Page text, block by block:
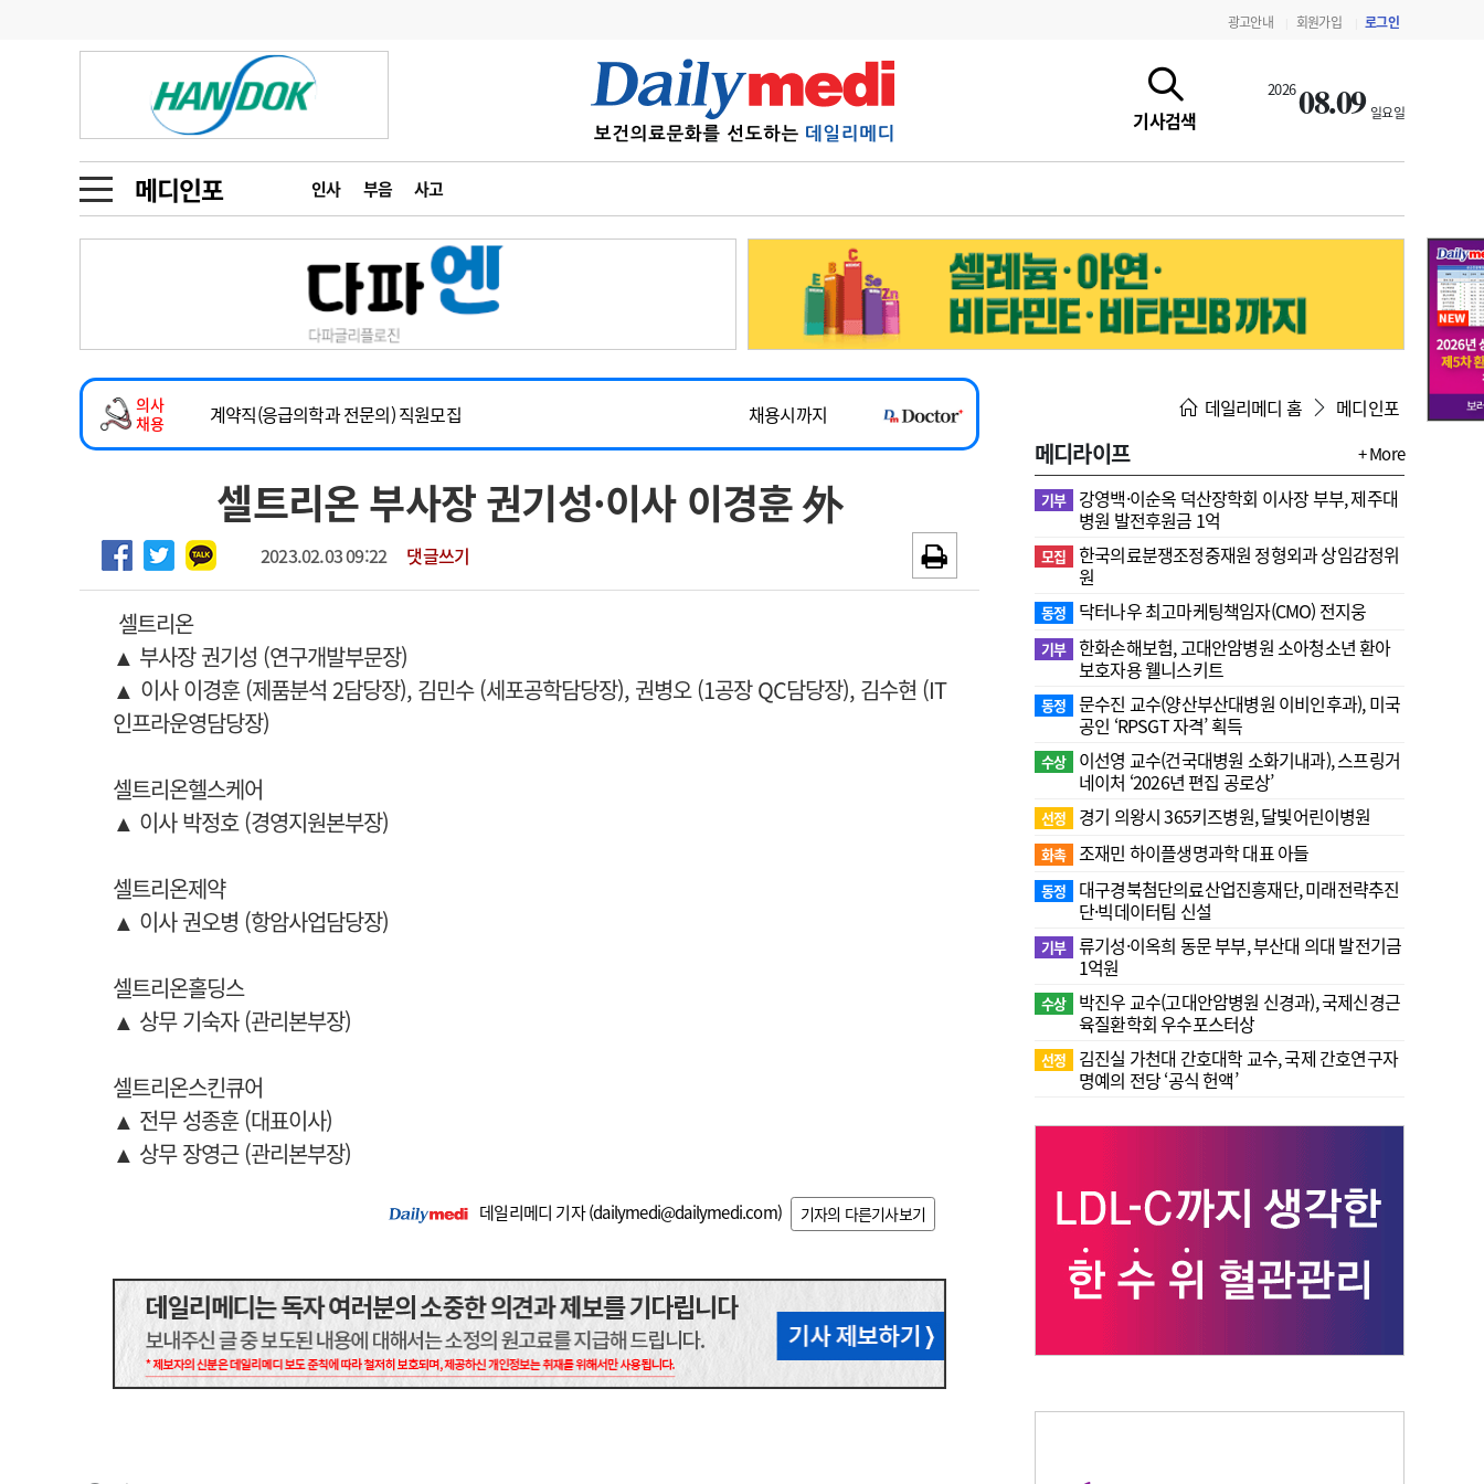
광고안내 회원가입 로그인
기사검색
202608.09 일요일
메디인포 인사 부음 사고
금주의 검색어
1
의사인력 수급 추계
2
성분명 처방
3
AI의료
4
전공의 모집 결과
6
관리급여 실시
지필공 지원책
수련환경 개선
의과대학 입시
인사 사고
오피니언 수첩
인물 피플
동영상뉴스
포토뉴스
메디 Hospital 지역병원 중소병원
인포메이션 행정처분 판례 정책/통계 공시 약제급여 심사 결과
회사소개 법적고지 광고안내
의사
채용
2026년 하반기 인턴 모집
~2026-08-31
마취통증의학과 임기제 임상의사 채용
채용시까지
계약직(응급의학과 전문의) 직원모집
채용시까지
하반기 전공의(레지던트1년차) 모집
~2026-08-15
2026년 하반기 인턴 모집
~2026-08-31
마취통증의학과 임기제 임상의사 채용
셀트리온 부사장 권기성·이사 이경훈 外
2023.02.03 09:22 댓글쓰기
셀트리온
▲ 부사장권기성 (연구개발부문장)
▲ 이사이경훈 (제품분석 2담당장), 김민수 (세포공학담당장), 권병오 (1공장 QC담당장), 김수현 (IT
인프라운영담당장)
셀트리온헬스케어
▲ 이사박정호 (경영지원본부장)
셀트리온제약
▲ 이사권오병 (항암사업담당장)
셀트리온홀딩스
▲ 상무기숙자 (관리본부장)
셀트리온스킨큐어
▲ 전무성종훈 (대표이사)
▲ 상무장영근 (관리본부장)
데일리메디 기자 (dailymedi@dailymedi.com) 기자의 다른기사보기
데일리메디 홈 메디인포
메디라이프 + More
기부
강영백·이순옥 덕산장학회 이사장 부부, 제주대
병원 발전후원금 1억
모집
한국의료분쟁조정중재원 정형외과 상임감정위
원
동정 닥터나우 최고마케팅책임자(CMO) 전지웅
기부 한화손해보험, 고대안암병원 소아청소년 환아
보호자용 웰니스키트
동정
문수진 교수( 양산부산대병원 이비인후과), 미국
공인 ‘RPSGT 자격’ 획득
수상
이선영 교수(건국대병원 소화기내과), 스프링거
네이처 ‘2026년 편집 공로상’
선정 경기 의왕시 365키즈병원, 달빛어린이병원
화촉 조재민 하이플생명과학 대표 아들
동정
대구경북첨단의료산업진흥재단, 미래전략추진
단·빅데이터팀 신설
기부 류기성·이옥희 동문 부부, 부산대 의대 발전기금
1억원
수상
박진우 교수(고대안암병원 신경과), 국제신경근
육질환학회 우수포스터상
선정
김진실 가천대 간호대학 교수, 국제 간호연구자
명예의 전당 ‘공식 헌액’